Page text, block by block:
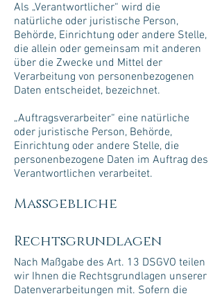
Als „Verantwortlicher“ wird die
natürliche oder juristische Person,
Behörde, Einrichtung oder andere Stelle,
die allein oder gemeinsam mit anderen
über die Zwecke und Mittel der
Verarbeitung von personenbezogenen
Daten entscheidet, bezeichnet.
„Auftragsverarbeiter“ eine natürliche
oder juristische Person, Behörde,
Einrichtung oder andere Stelle, die
personenbezogene Daten im Auftrag des
Verantwortlichen verarbeitet.
Maßgebliche
Rechtsgrundlagen
Nach Maßgabe des Art. 13 DSGVO teilen
wir Ihnen die Rechtsgrundlagen unserer
Datenverarbeitungen mit. Sofern die